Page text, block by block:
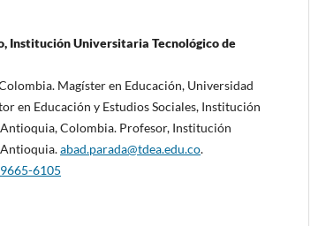
Institución Universitaria Tecnológico de
Magíster en Educación, Universidad
en Educación y Estudios Sociales, Institución
Colombia. Profesor, Institución
abad.parada@tdea.edu.co.
6105